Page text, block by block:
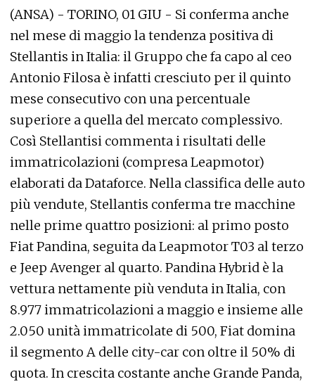
(ANSA) - TORINO, 01 GIU - Si conferma anche
nel mese di maggio la tendenza positiva di
Stellantis in Italia: il Gruppo che fa capo al ceo
Antonio Filosa è infatti cresciuto per il quinto
mese consecutivo con una percentuale
superiore a quella del mercato complessivo.
Così Stellantisi commenta i risultati delle
immatricolazioni (compresa Leapmotor)
elaborati da Dataforce. Nella classifica delle auto
più vendute, Stellantis conferma tre macchine
nelle prime quattro posizioni: al primo posto
Fiat Pandina, seguita da Leapmotor T03 al terzo
e Jeep Avenger al quarto. Pandina Hybrid è la
vettura nettamente più venduta in Italia, con
8.977 immatricolazioni a maggio e insieme alle
2.050 unità immatricolate di 500, Fiat domina
il segmento A delle city-car con oltre il 50% di
quota. In crescita costante anche Grande Panda,